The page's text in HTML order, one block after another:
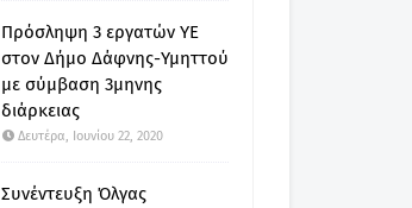
Πρόσληψη 3 εργατών ΥΕ
στον Δήμο Δάφνης-Υμηττού
με σύμβαση 3μηνης
διάρκειας
Δευτέρα, Ιουνίου 22, 2020
Συνέντευξη Όλγας